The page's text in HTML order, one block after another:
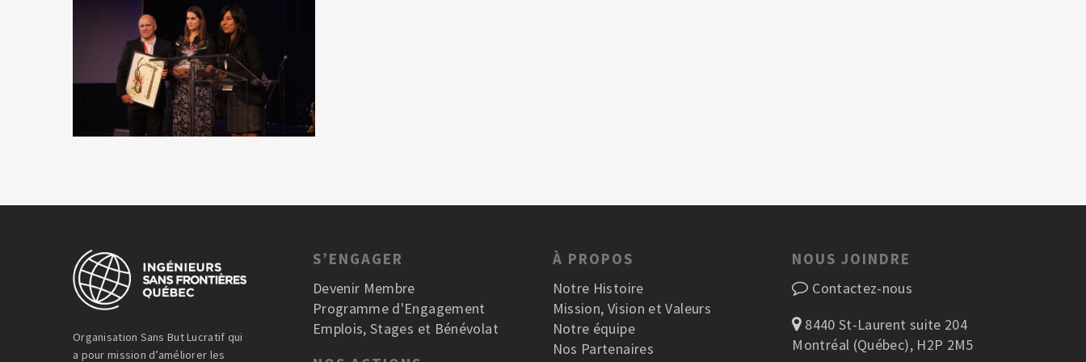
Organisation Sans But Lucratif qui
a pour mission d’améliorer les
S’ENGAGER
Devenir Membre
Programme d'Engagement
Emplois, Stages et Bénévolat
À PROPOS
Notre Histoire
Mission, Vision et Valeurs
Notre équipe
Nos Partenaires
NOUS JOINDRE
Contactez-nous
8440 St-Laurent suite 204
Montréal (Québec), H2P 2M5